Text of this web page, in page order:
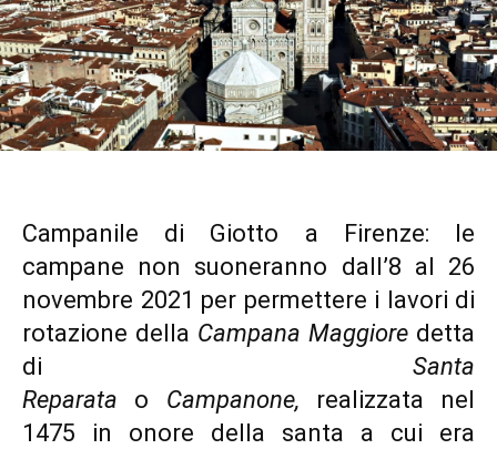
Campanile di Giotto a Firenze: le
campane non suoneranno dall’8 al 26
novembre 2021 per permettere i lavori di
rotazione della Campana Maggiore detta
di Santa
Reparata o Campanone, realizzata nel
1475 in onore della santa a cui era